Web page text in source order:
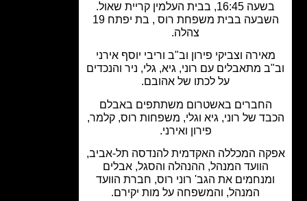
השבעה בבית משפחת רוס , בת יפתח 19
וצביקי פירון וב"ב וריבי יוסף אירני
מתאבלים עם רוני, גיא, גלי, ניר והנכדים
על לכתו של אהובם.
החברים באשטרום משתתפים באבלם
שלרוני, גיא וגלי, משפחות רוס, קלמר,
פירון ואירני.
המכללה האקדמית להנדסה תל-אביב,
הוועד המנהל, ההנהלה והסגל, אבלים
את הגב' רוני רוס, חברת הוועד
המנהל, והמשפחה על מות יקירם.